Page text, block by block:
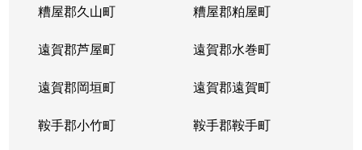
糟屋郡久山町 糟屋郡粕屋町
遠賀郡芦屋町 遠賀郡水巻町
遠賀郡岡垣町 遠賀郡遠賀町
鞍手郡小竹町 鞍手郡鞍手町